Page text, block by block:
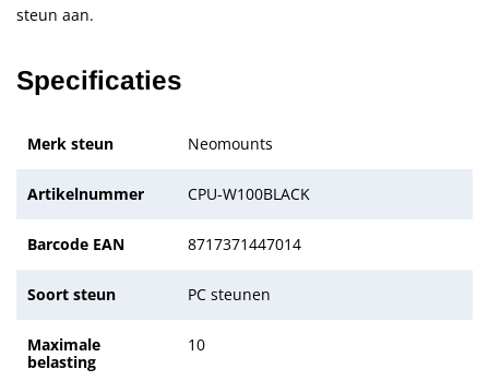
Specificaties
Merk steun Neomounts
Artikelnummer CPU-W100BLACK
Barcode EAN 8717371447014
Soort steun PC steunen
Maximale
belasting
10
steun aan.